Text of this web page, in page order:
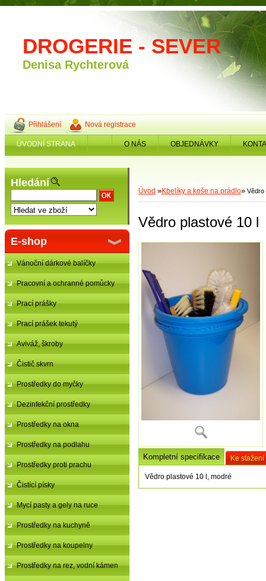
DROGERIE - SEVER
Denisa Rychterová
Přihlášení Nová registrace
ÚVODNÍ STRANA O NÁS OBJEDNÁVKY
Hledání
E-shop
Vánoční dárkové balíčky
Pracovní a ochranné pomůcky
Prací prášky
Prací prášek tekutý
Aviváž, škroby
Čistič skvrn
Prostředky do myčky
Dezinfekční prostředky
Prostředky na okna
Prostředky na podlahu
Prostředky proti prachu
Čistící písky
Mycí pasty a gely na ruce
Prostředky na kuchyně
Prostředky na koupelny
Prostředky na rez, vodní kámen
Úvod »Kbelíky a koše na prádlo» Vědro
Vědro plastové 10 l
Kompletní specifikace Ke stažení
Vědro plastové 10 l, modré